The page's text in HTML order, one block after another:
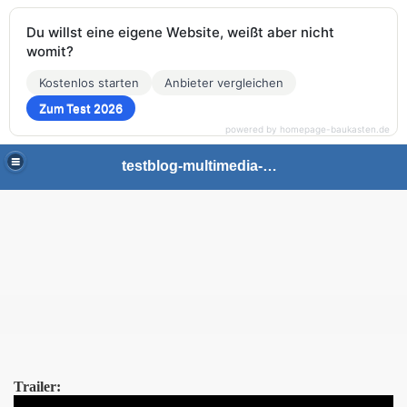
testblog-multimedia-gaming
Trailer:
Du willst eine eigene Website, weißt aber nicht
womit?
Kostenlos starten
Anbieter vergleichen
Zum Test 2026
powered by homepage-baukasten.de